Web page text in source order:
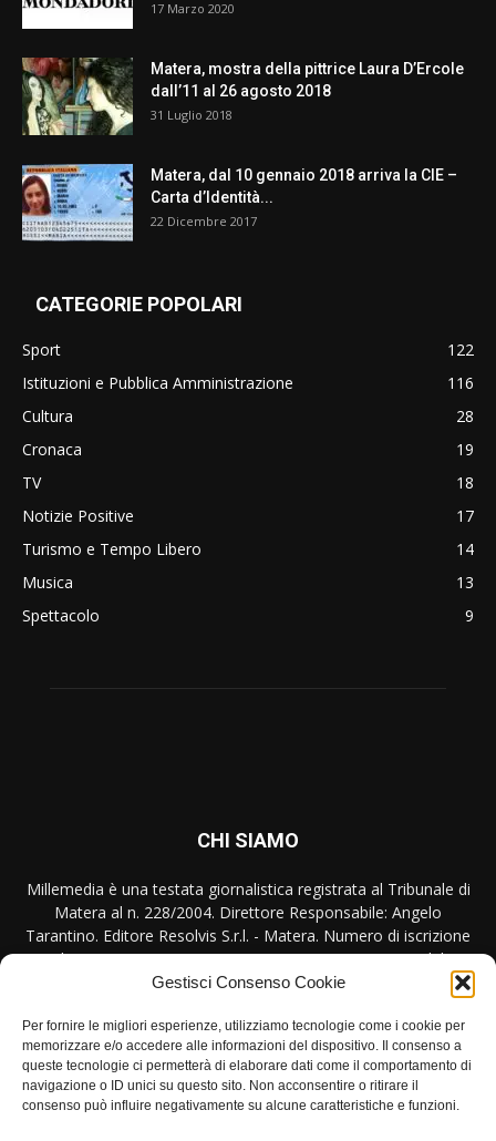
Gestisci Consenso Cookie
Per fornire le migliori esperienze, utilizziamo tecnologie come i cookie per
memorizzare e/o accedere alle informazioni del dispositivo. Il consenso a
queste tecnologie ci permetterà di elaborare dati come il comportamento di
navigazione o ID unici su questo sito. Non acconsentire o ritirare il
consenso può influire negativamente su alcune caratteristiche e funzioni.
17 Marzo 2020
Matera, mostra della pittrice Laura D’Ercole
dall’11 al 26 agosto 2018
31 Luglio 2018
Matera, dal 10 gennaio 2018 arriva la CIE –
Carta d’Identità...
22 Dicembre 2017
CATEGORIE POPOLARI
Sport
122
Istituzioni e Pubblica Amministrazione
116
Cultura
28
Cronaca
19
TV
18
Notizie Positive
17
Turismo e Tempo Libero
14
Musica
13
Spettacolo
9
CHI SIAMO
Millemedia è una testata giornalistica registrata al Tribunale di
Matera al n. 228/2004. Direttore Responsabile: Angelo
Tarantino. Editore Resolvis S.r.l. - Matera. Numero di iscrizione
al ROC Registro Operatori Comunicazione n. 17440 del
31/10/2007
Contattaci:redazione@millemedia.it
SEGUICI